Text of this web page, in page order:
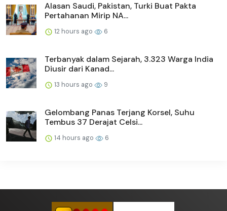
Alasan Saudi, Pakistan, Turki Buat Pakta
Pertahanan Mirip NA...
12 hours ago 6
Terbanyak dalam Sejarah, 3.323 Warga India
Diusir dari Kanad...
13 hours ago 9
Gelombang Panas Terjang Korsel, Suhu
Tembus 37 Derajat Celsi...
14 hours ago 6